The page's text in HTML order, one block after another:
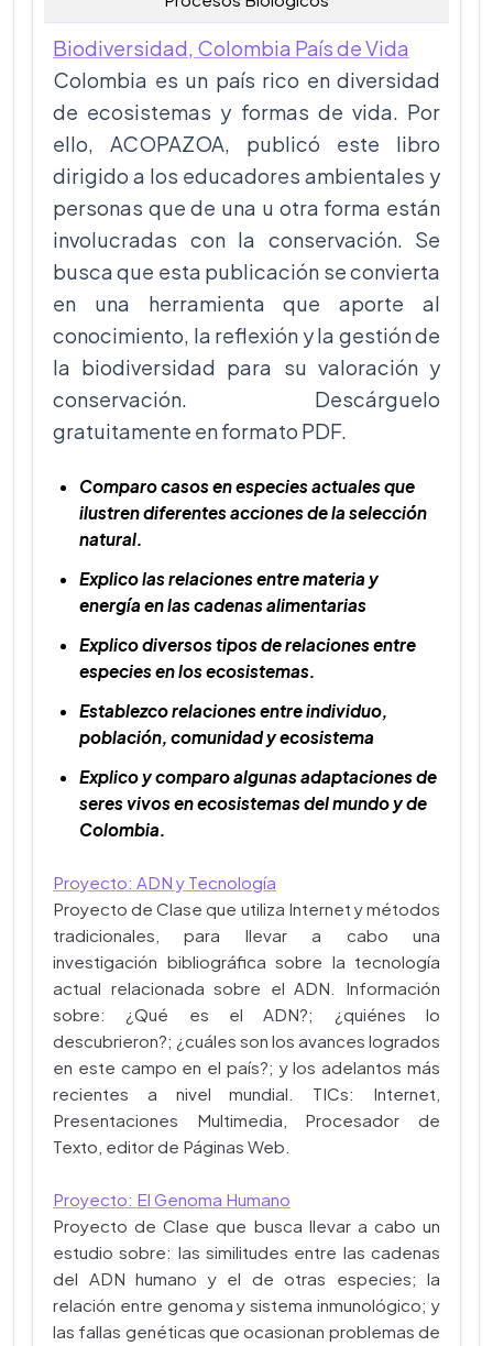
Biodiversidad, Colombia País de Vida
Colombia es un país rico en diversidad
de ecosistemas y formas de vida. Por
ello, ACOPAZOA, publicó este libro
dirigido a los educadores ambientales y
personas que de una u otra forma están
involucradas con la conservación. Se
busca que esta publicación se convierta
en una herramienta que aporte al
conocimiento, la reflexión y la gestión de
la biodiversidad para su valoración y
conservación. Descárguelo
gratuitamente en formato PDF.
Comparo casos en especies actuales que
ilustren diferentes acciones de la selección
natural.
Explico las relaciones entre materia y
energía en las cadenas alimentarias
Explico diversos tipos de relaciones entre
especies en los ecosistemas.
Establezco relaciones entre individuo,
población, comunidad y ecosistema
Explico y comparo algunas adaptaciones de
seres vivos en ecosistemas del mundo y de
Colombia.
Proyecto: ADN y Tecnología
Proyecto de Clase que utiliza Internet y métodos
tradicionales, para llevar a cabo una
investigación bibliográfica sobre la tecnología
actual relacionada sobre el ADN. Información
sobre: ¿Qué es el ADN?; ¿quiénes lo
descubrieron?; ¿cuáles son los avances logrados
en este campo en el país?; y los adelantos más
recientes a nivel mundial. TICs: Internet,
Presentaciones Multimedia, Procesador de
Texto, editor de Páginas Web.
Proyecto: El Genoma Humano
Proyecto de Clase que busca llevar a cabo un
estudio sobre: las similitudes entre las cadenas
del ADN humano y el de otras especies; la
relación entre genoma y sistema inmunológico; y
las fallas genéticas que ocasionan problemas de